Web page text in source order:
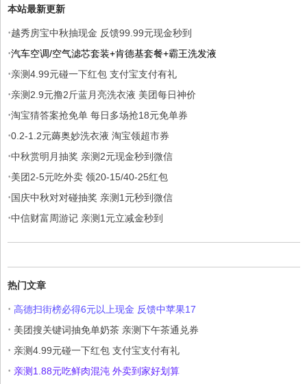
本站最新更新
·越秀房宝中秋抽现金 反馈99.99元现金秒到
·汽车空调/空气滤芯套装+肯德基套餐+霸王洗发液
·亲测4.99元碰一下红包 支付宝支付有礼
·亲测2.9元撸2斤蓝月亮洗衣液 美团每日神价
·淘宝猜答案抢免单 每日多场抢18元免单券
·0.2-1.2元薅奥妙洗衣液 淘宝领超市券
·中秋赏明月抽奖 亲测2元现金秒到微信
·美团2-5元吃外卖 领20-15/40-25红包
·国庆中秋对对碰抽奖 亲测1元秒到微信
·中信财富周游记 亲测1元立减金秒到
热门文章
· 高德扫街榜必得6元以上现金 反馈中苹果17
· 美团搜关键词抽免单奶茶 亲测下午茶通兑券
· 亲测4.99元碰一下红包 支付宝支付有礼
· 亲测1.88元吃鲜肉混沌 外卖到家好划算